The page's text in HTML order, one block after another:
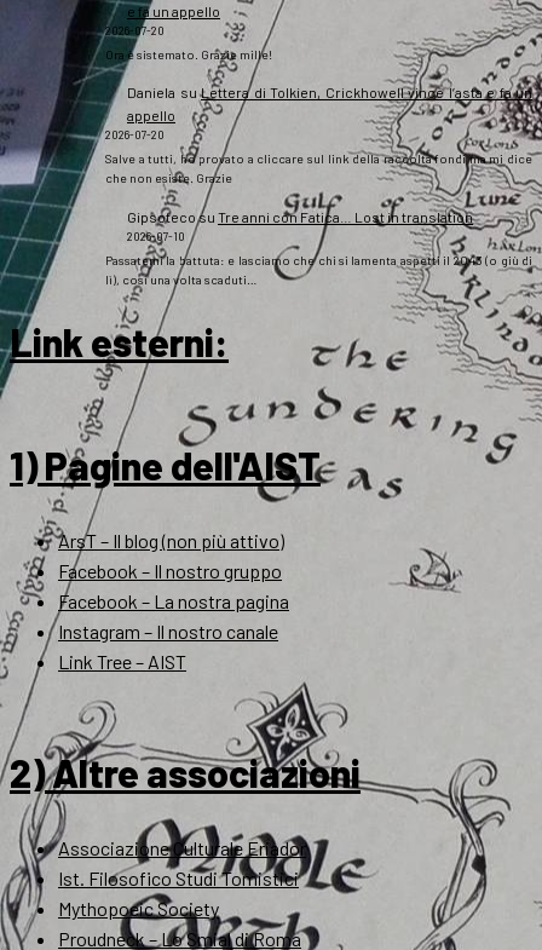
e fa un appello
2026-07-20
Ora è sistemato. Grazie mille!
Daniela suLettera di Tolkien, Crickhowell vince l’asta e fa un
appello
2026-07-20
Salve a tutti, ho provato a cliccare sul link della raccolta fondi ma mi dice
che non esiste. Grazie
Gipsotecosu Tre anni con Fatica… Lost in translation
2026-07-10
Passatemi la battuta: e lasciamo che chi si lamenta aspetti il 2043 (o giù di
lì), così una volta scaduti…
Link esterni:
1) Pagine dell'AIST
ArsT – Il blog (non più attivo)
Facebook – Il nostro gruppo
Facebook – La nostra pagina
Instagram – Il nostro canale
Link Tree – AIST
2) Altre associazioni
Associazione Culturale Eriador
Ist. Filosofico Studi Tomistici
Mythopoeic Society
Proudneck – Lo Smial di Roma